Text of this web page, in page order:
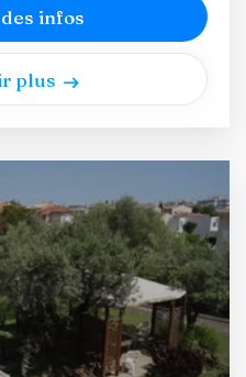
infos
plus